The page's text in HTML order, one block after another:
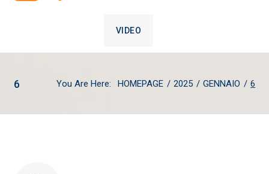
VIDEO
6 You Are Here: HOMEPAGE / 2025 / GENNAIO / 6